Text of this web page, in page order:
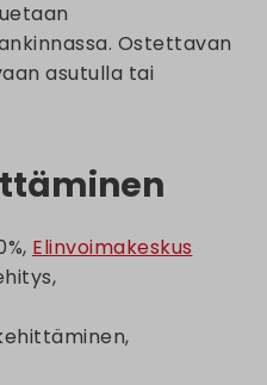
Ostettavan
asutulla tai
Elinvoimakeskus